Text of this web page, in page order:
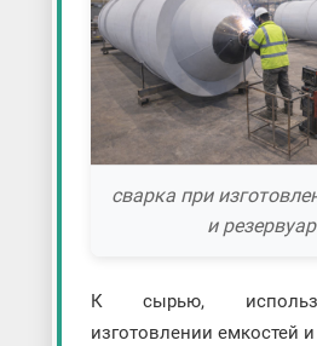
сварка при
и
К сырью,
изготовлении емкостей